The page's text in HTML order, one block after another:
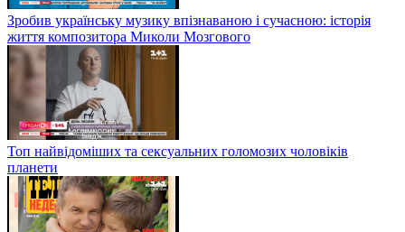
Зробив українську музику впізнаваною і сучасною: історія
життя композитора Миколи Мозгового
Топ найвідоміших та сексуальних голомозих чоловіків
планети